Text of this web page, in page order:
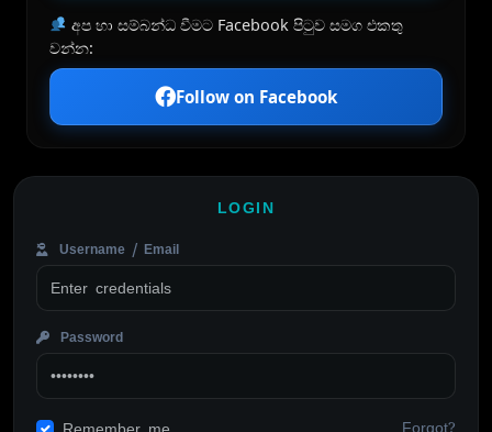
අප හා සම්බන්ධ වීමට Facebook පිටුව සමග එකතු
වන්න:
Follow on Facebook
LOGIN
Username / Email
Password